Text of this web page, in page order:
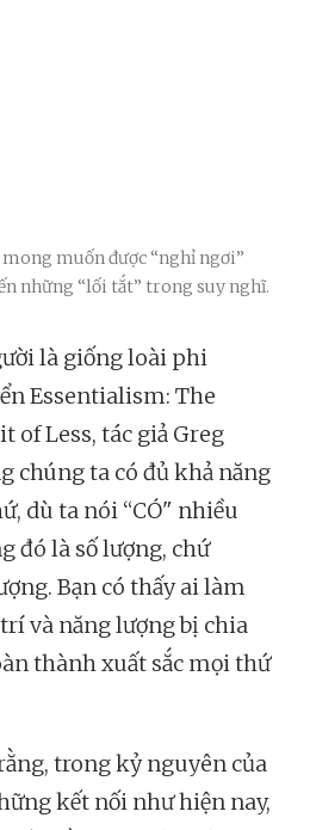
muốn được “nghỉ ngơi”
những “lối tắt” trong suy nghĩ.
là giống loài phi
Essentialism: The
of Less, tác giả Greg
chúng ta có đủ khả năng
dù ta nói “CÓ" nhiều
đó là số lượng, chứ
Bạn có thấy ai làm
và năng lượng bị chia
thành xuất sắc mọi thứ
trong kỷ nguyên của
kết nối như hiện nay,